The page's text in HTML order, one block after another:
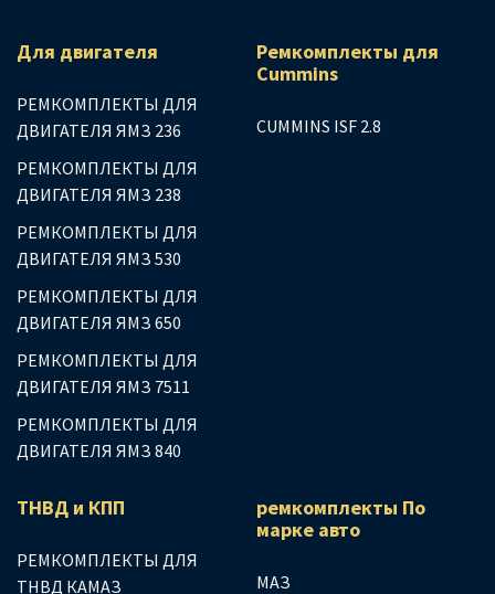
Для двигателя
РЕМКОМПЛЕКТЫ ДЛЯ
ДВИГАТЕЛЯ ЯМЗ 236
РЕМКОМПЛЕКТЫ ДЛЯ
ДВИГАТЕЛЯ ЯМЗ 238
РЕМКОМПЛЕКТЫ ДЛЯ
ДВИГАТЕЛЯ ЯМЗ 530
РЕМКОМПЛЕКТЫ ДЛЯ
ДВИГАТЕЛЯ ЯМЗ 650
РЕМКОМПЛЕКТЫ ДЛЯ
ДВИГАТЕЛЯ ЯМЗ 7511
РЕМКОМПЛЕКТЫ ДЛЯ
ДВИГАТЕЛЯ ЯМЗ 840
Ремкомплекты для
Сummins
CUMMINS ISF 2.8
ТНВД и КПП
РЕМКОМПЛЕКТЫ ДЛЯ
ТНВД КАМАЗ
ремкомплекты По
марке авто
МАЗ